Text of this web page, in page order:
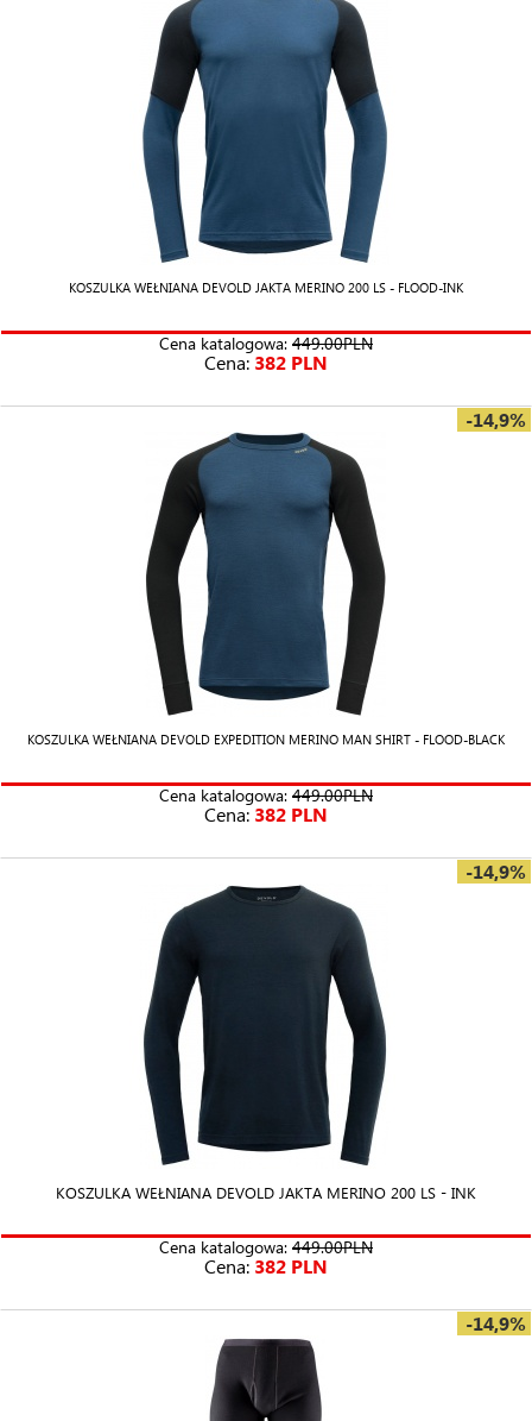
KOSZULKA WEŁNIANA DEVOLD JAKTA MERINO 200 LS - FLOOD-INK
Cena katalogowa: 449.00PLN
Cena: 382 PLN
-14,9%
KOSZULKA WEŁNIANA DEVOLD EXPEDITION MERINO MAN SHIRT - FLOOD-BLACK
Cena katalogowa: 449.00PLN
Cena: 382 PLN
-14,9%
KOSZULKA WEŁNIANA DEVOLD JAKTA MERINO 200 LS - INK
Cena katalogowa: 449.00PLN
Cena: 382 PLN
-14,9%